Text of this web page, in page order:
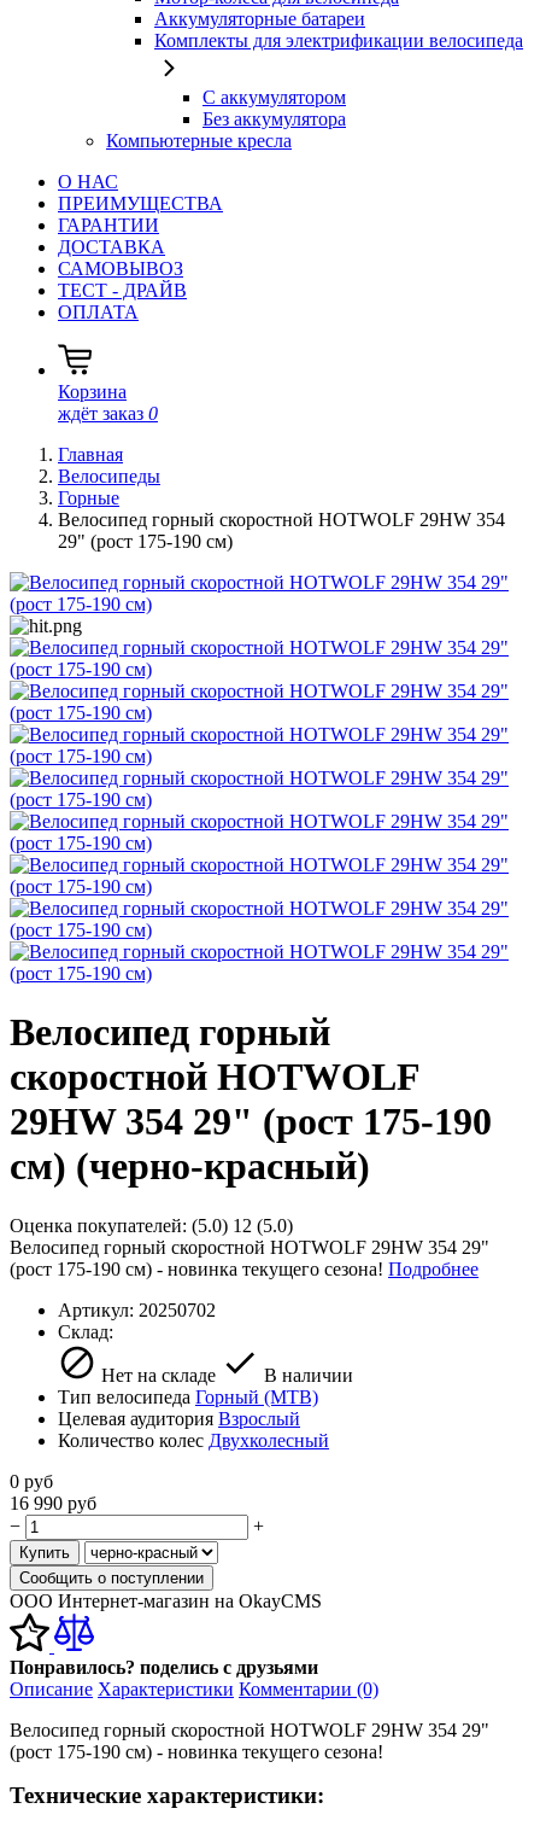
Аккумуляторные батареи
Комплекты для электрификации велосипеда
С аккумулятором
Без аккумулятора
Компьютерные кресла
О НАС
ПРЕИМУЩЕСТВА
ГАРАНТИИ
ДОСТАВКА
САМОВЫВОЗ
ТЕСТ - ДРАЙВ
ОПЛАТА
Корзина
ждёт заказ 0
Главная
Велосипеды
Горные
Велосипед горный скоростной HOTWOLF 29HW 354
29" (рост 175-190 см)
Велосипед горный
скоростной HOTWOLF
29HW 354 29" (рост 175-190
см) (черно-красный)
Оценка покупателей: (5.0) 12 (5.0)
Велосипед горный скоростной HOTWOLF 29HW 354 29"
(рост 175-190 см) - новинка текущего сезона! Подробнее
Артикул: 20250702
Склад:
Нет на складе
В наличии
Тип велосипеда Горный (MTB)
Целевая аудитория Взрослый
Количество колес Двухколесный
0 руб
16 990 руб
−
+
Купить
Сообщить о поступлении
ООО Интернет-магазин на OkayCMS
Понравилось? поделись с друзьями
Описание Характеристики Комментарии (0)
Велосипед горный скоростной HOTWOLF 29HW 354 29"
(рост 175-190 см) - новинка текущего сезона!
Технические характеристики: